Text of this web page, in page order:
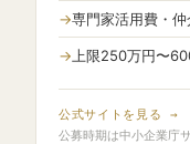
専門家活用費・
上限250万円〜
公式サイトを見る →
公募時期は中小企業庁